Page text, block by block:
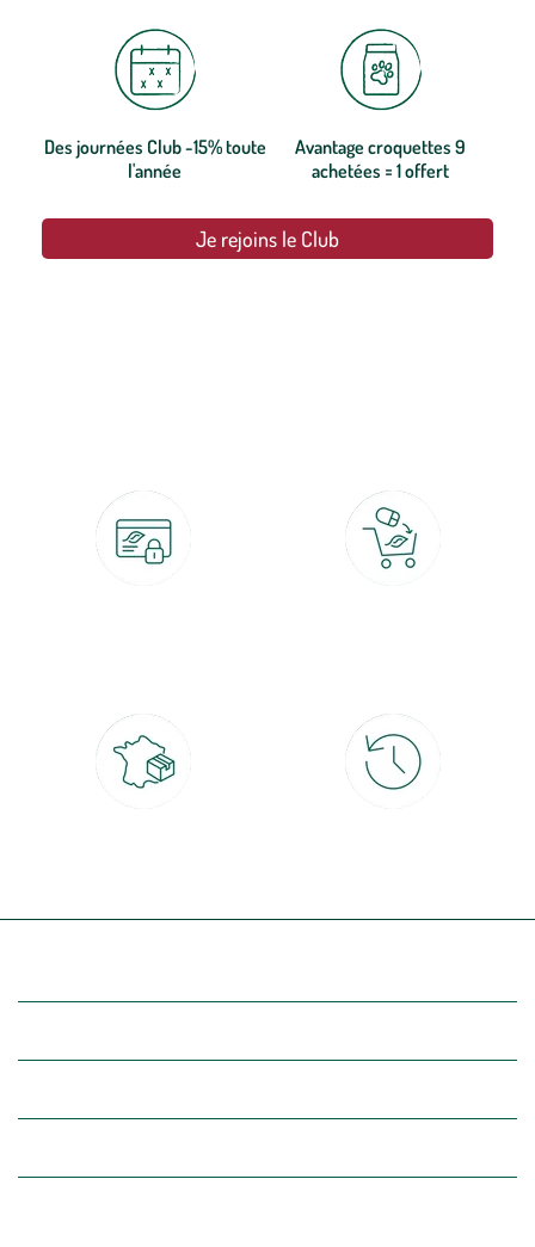
Des journées Club -15% toute
l'année
Avantage croquettes 9
achetées = 1 offert
Je rejoins le Club